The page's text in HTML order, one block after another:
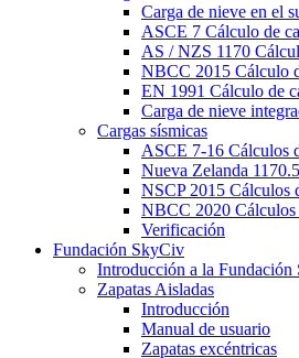
Carga de nieve en el
ASCE 7 Cálculo de
AS / NZS 1170
NBCC 2015 Cálculo
EN 1991 Cálculo de
Carga de nieve
Cargas sísmicas
ASCE 7-16 Cálculos
Nueva Zelanda
NSCP 2015 Cálculos
NBCC 2020 Cálculos
Verificación
Fundación SkyCiv
Introducción a la
Zapatas Aisladas
Introducción
Manual de usuario
Zapatas excéntricas